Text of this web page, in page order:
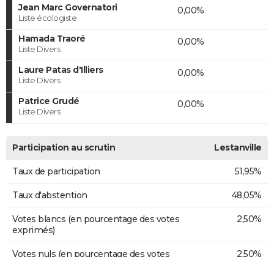
Jean Marc Governatori
Liste écologiste
0,00%
Hamada Traoré
Liste Divers
0,00%
Laure Patas d'Illiers
Liste Divers
0,00%
Patrice Grudé
Liste Divers
0,00%
Participation au scrutin Lestanville
Taux de participation 51,95%
Taux d'abstention 48,05%
Votes blancs (en pourcentage des votes
exprimés)
2,50%
Votes nuls (en pourcentage des votes
2,50%